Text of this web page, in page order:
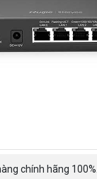
chính hãng